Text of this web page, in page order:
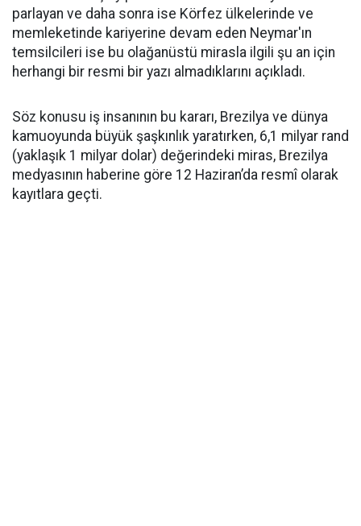
parlayan ve daha sonra ise Körfez ülkelerinde ve
memleketinde kariyerine devam eden Neymar'ın
temsilcileri ise bu olağanüstü mirasla ilgili şu an için
herhangi bir resmi bir yazı almadıklarını açıkladı.
Söz konusu iş insanının bu kararı, Brezilya ve dünya
kamuoyunda büyük şaşkınlık yaratırken, 6,1 milyar rand
(yaklaşık 1 milyar dolar) değerindeki miras, Brezilya
medyasının haberine göre 12 Haziran’da resmî olarak
kayıtlara geçti.